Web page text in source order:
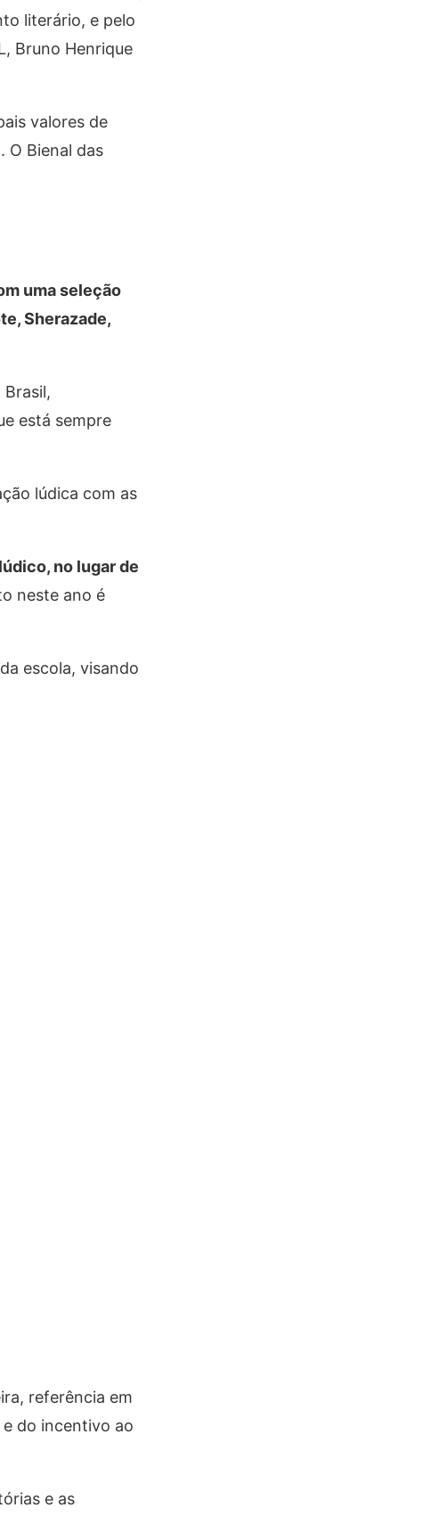
literário, e pelo
Bruno Henrique
valores de
O Bienal das
uma seleção
Sherazade,
está sempre
lúdica com as
no lugar de
neste ano é
escola, visando
referência em
do incentivo ao
e as